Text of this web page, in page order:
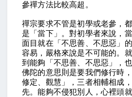
參禪方法比較高超。
禪宗要求不管是初學或老參，
是「當下」。對初學者來說，
面目就在「不思善、不思惡」
容易，嚴格來說是不可能的。
到能夠「不思善、不思惡」，也
佛陀的意思則是要我們修行時
修定、觀慧」，三者相輔相成
先。能夠不侵犯別人，心裡頭